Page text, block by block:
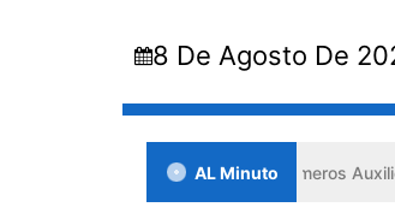
8 De Agosto De
AL Minuto
en Lara impulsa los «Primeros Auxilios